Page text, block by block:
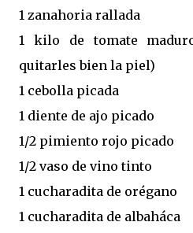
1 zanahoria rallada
1 kilo de tomate
quitarles bien la piel)
1 cebolla picada
1 diente de ajo picado
1/2 pimiento rojo picado
1/2 vaso de vino tinto
1 cucharadita de orégano
1 cucharadita de albaháca